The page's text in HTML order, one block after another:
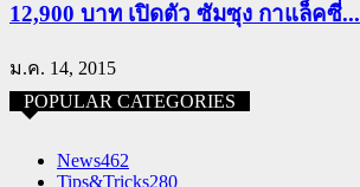
12,900 บาท เปิดตัว ซัมซุง กาแล็คซี่...
ม.ค. 14, 2015
POPULAR CATEGORIES
News462
Tips&Tricks280